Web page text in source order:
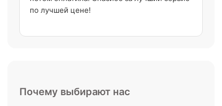
по лучшей цене!
Почему выбирают нас